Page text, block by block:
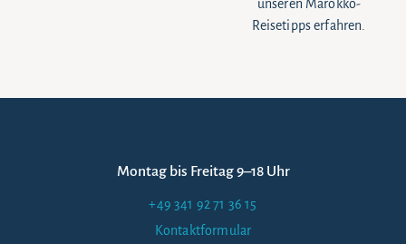
unseren Marokko-
Reisetipps erfahren.
Montag bis Freitag 9–18 Uhr
+49 341 92 71 36 15
Kontaktformular